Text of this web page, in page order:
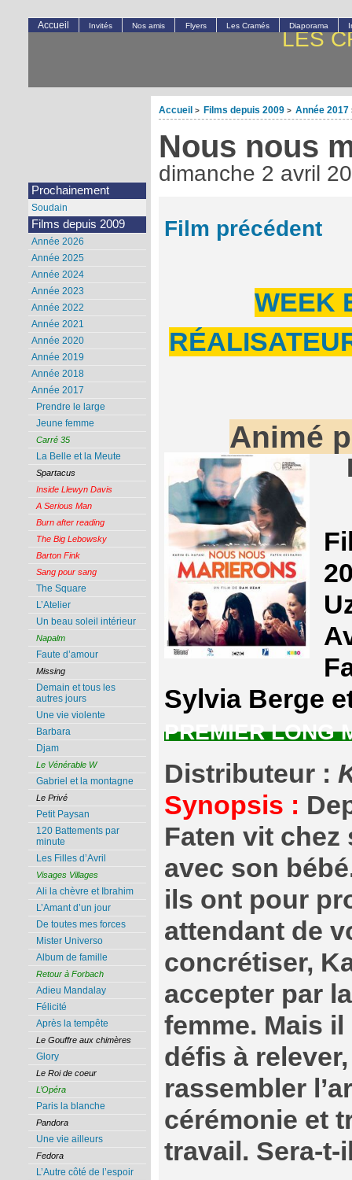
LES
Accueil > Films depuis 2009 > Année 2017
Nous nous
dimanche 2 avril
Film précédent
WEEK
Animé
Sylvia Berge
PREMIER LONG
Distributeur :
Synopsis :
Faten vit chez
avec son
ils ont pour
attendant de
concrétiser,
accepter par
femme. Mais il
défis à
rassembler
cérémonie et
travail. Sera-t-
Accueil Invités Nos amis Flyers Les Cramés Diaporama
Prochainement
Soudain
Films depuis 2009
Année 2026
Année 2025
Année 2024
Année 2023
Année 2022
Année 2021
Année 2020
Année 2019
Année 2018
Année 2017
Prendre le large
Jeune femme
Carré 35
La Belle et la Meute
Spartacus
Inside Llewyn Davis
A Serious Man
Burn after reading
The Big Lebowsky
Barton Fink
Sang pour sang
The Square
L’Atelier
Un beau soleil intérieur
Napalm
Faute d’amour
Missing
Demain et tous les
autres jours
Une vie violente
Barbara
Djam
Le Vénérable W
Gabriel et la montagne
Le Privé
Petit Paysan
120 Battements par
minute
Les Filles d’Avril
Visages Villages
Ali la chèvre et Ibrahim
L’Amant d’un jour
De toutes mes forces
Mister Universo
Album de famille
Retour à Forbach
Adieu Mandalay
Félicité
Après la tempête
Le Gouffre aux chimères
Glory
Le Roi de coeur
L’Opéra
Paris la blanche
Pandora
Une vie ailleurs
Fedora
L’Autre côté de l’espoir